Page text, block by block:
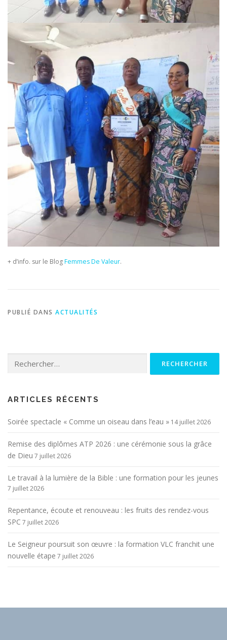
+ d’info. sur le BlogFemmes De Valeur.
PUBLIÉ DANS ACTUALITÉS
ARTICLES RÉCENTS
Soirée spectacle « Comme un oiseau dans l’eau » 14 juillet 2026
Remise des diplômes ATP 2026 : une cérémonie sous la grâce
de Dieu 7 juillet 2026
Le travail à la lumière de la Bible : une formation pour les jeunes
7 juillet 2026
Repentance, écoute et renouveau : les fruits des rendez-vous
SPC 7 juillet 2026
Le Seigneur poursuit son œuvre : la formation VLC franchit une
nouvelle étape 7 juillet 2026